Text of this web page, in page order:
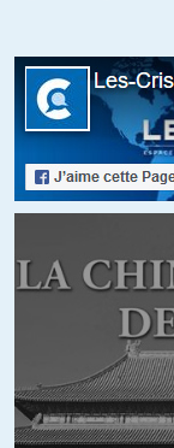
+12
Jean-Paul
Ceux des classes
composition
être, mais ils
a tout à gagner
faire voter des
+8